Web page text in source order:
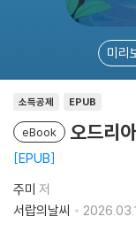
미리
소득공제 EPUB
eBook 오드리
EPUB
주미 저
서랍의날씨